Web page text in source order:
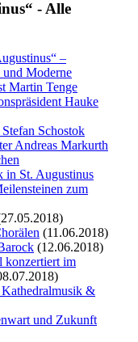
- Alle
–
Moderne
Martin Tenge
Hauke
Schostok
Andreas Markurth
in St. Augustinus
zum
(11.06.2018)
(12.06.2018)
konzertiert im
&
und Zukunft